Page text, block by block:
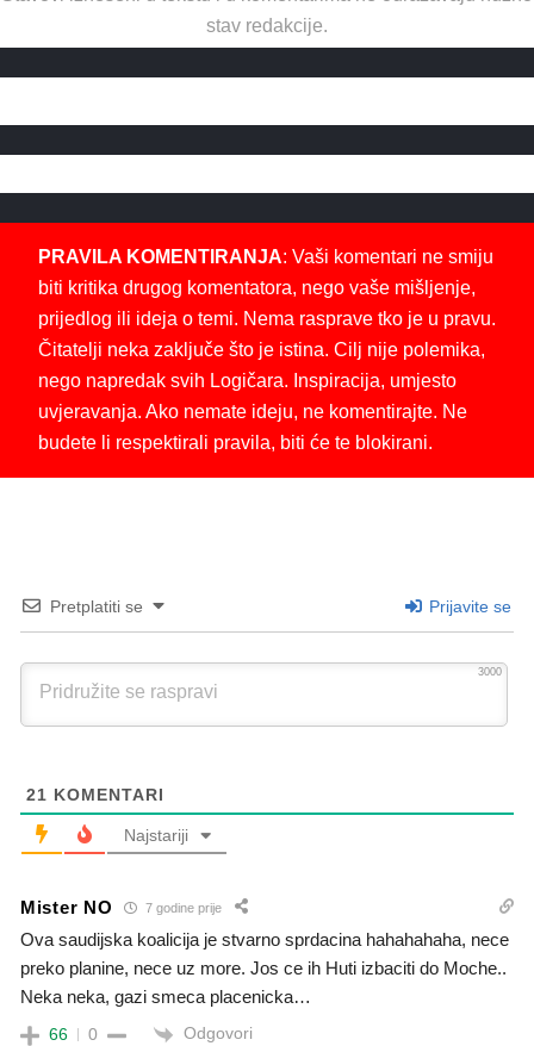
stav redakcije.
PRAVILA KOMENTIRANJA: Vaši komentari ne smiju
biti kritika drugog komentatora, nego vaše mišljenje,
prijedlog ili ideja o temi. Nema rasprave tko je u pravu.
Čitatelji neka zaključe što je istina. Cilj nije polemika,
nego napredak svih Logičara. Inspiracija, umjesto
uvjeravanja. Ako nemate ideju, ne komentirajte. Ne
budete li respektirali pravila, biti će te blokirani.
Pretplatiti se Prijavite se
3000
21 KOMENTARI
Najstariji
Mister NO 7 godine prije
Ova saudijska koalicija je stvarno sprdacina hahahahaha, nece
preko planine, nece uz more. Jos ce ih Huti izbaciti do Moche..
Neka neka, gazi smeca placenicka…
66 0 Odgovori